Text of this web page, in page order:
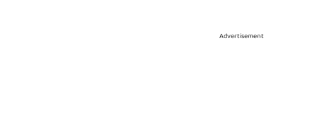
Advertisement